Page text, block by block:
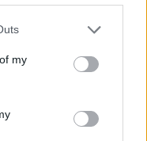
my